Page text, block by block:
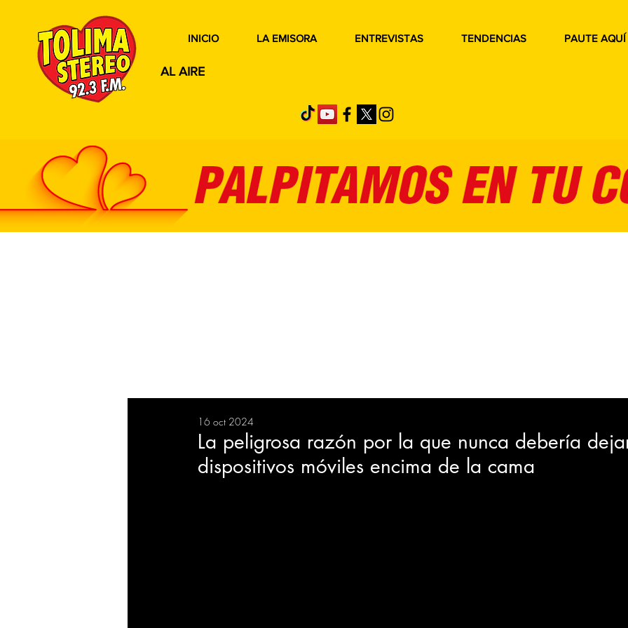
AL AIRE
INICIO LA EMISORA ENTREVISTAS TENDENCIAS PAUTE AQUÍ
BIENESTAR EVENTOS
La peligrosa razón por la que nunca debería
dispositivos móviles encima de la cama
16 oct 2024